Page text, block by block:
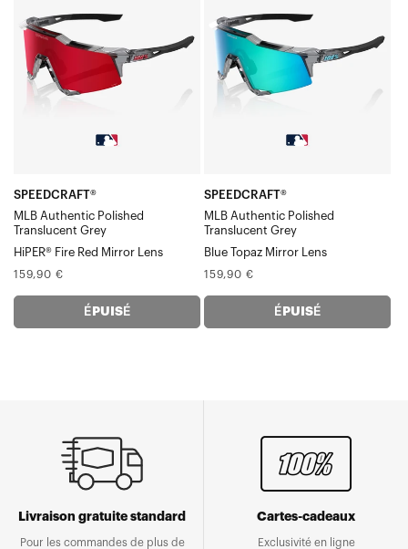
Authentic
Gris
translucide
feu
miroir
SPEEDCRAFT®
MLB Authentic Polished
Translucent Grey
HiPER® Fire Red Mirror Lens
Prix
159,90 €
ÉPUISÉ
miroir
MLB
Authentic
poli
SPEEDCRAFT®
MLB Authentic Polished
Translucent Grey
Blue Topaz Mirror Lens
Prix
159,90 €
ÉPUISÉ
Livraison gratuite standard
Pour les commandes de plus de
Cartes-cadeaux
Exclusivité en ligne